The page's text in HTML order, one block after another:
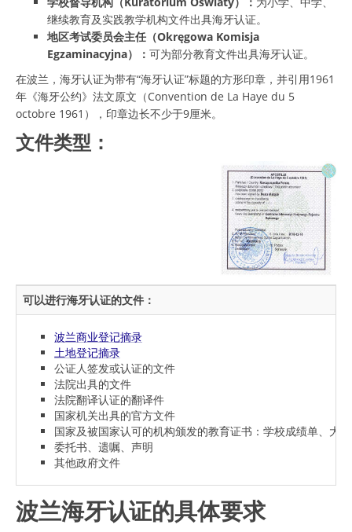
继续教育及实践教学机构文件出具海牙认证。
地区考试委员会主任（Okręgowa Komisja
Egzaminacyjna）： 可为部分教育文件出具海牙认证。
在波兰，海牙认证为带有“海牙认证”标题的方形印章，并引用1961
年《海牙公约》法文原文（Convention de La Haye du 5
octobre 1961），印章边长不少于9厘米。
文件类型：
可以进行海牙认证的文件：
波兰商业登记摘录
土地登记摘录
公证人签发或认证的文件
法院出具的文件
法院翻译认证的翻译件
国家机关出具的官方文件
国家及被国家认可的机构颁发的教育证书：学校成绩单、大
委托书、遗嘱、声明
其他政府文件
波兰海牙认证的具体要求